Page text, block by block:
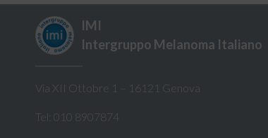
IMI
Intergruppo Melanoma Italiano
Via XII Ottobre 1 – 16121 Genova
Tel: 010 8907874